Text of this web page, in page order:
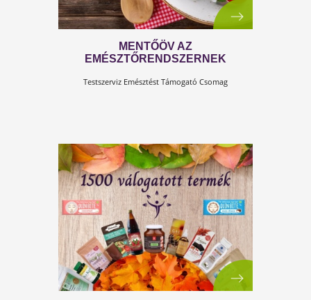
HÚSVÉT - HÚS-VÉTEL
Már az elnevezés is jelzi, hogy lakoma jön